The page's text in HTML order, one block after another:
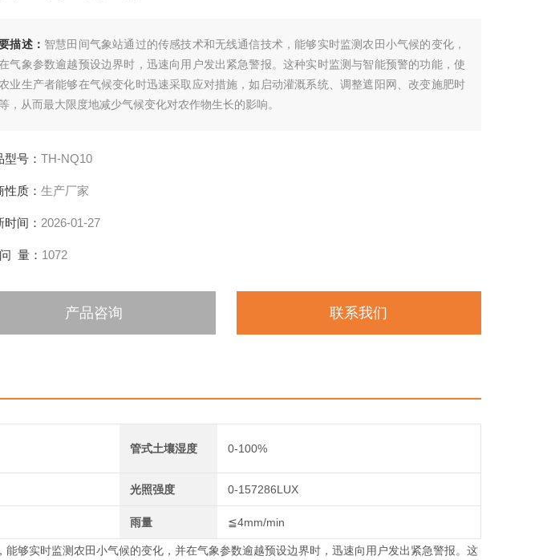
描述： 智慧田间气象站通过的传感技术和无线通信技术，能够实时监测农田小气候的变化，
气象参数逾越预设边界时，迅速向用户发出紧急警报。这种实时监测与智能预警的功能，使
业生产者能够在气候变化时迅速采取应对措施，如启动灌溉系统、调整遮阳网、改变施肥时
，从而最大限度地减少气候变化对农作物生长的影响。
型号： TH-NQ10
性质： 生产厂家
时间： 2026-01-27
量： 1072
产品咨询 联系我们
管式土壤湿度 0-100%
光照强度 0-157286LUX
雨量 ≦4mm/min
能够实时监测农田小气候的变化，并在气象参数逾越预设边界时，迅速向用户发出紧急警报。这